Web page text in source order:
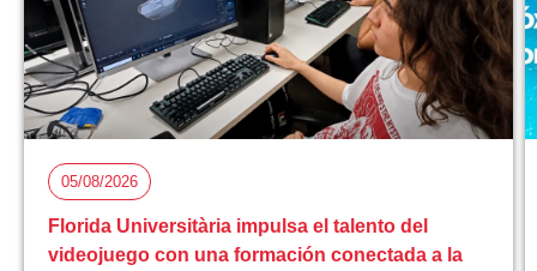
05/08/2026
Florida Universitària impulsa el talento del
videojuego con una formación conectada a la